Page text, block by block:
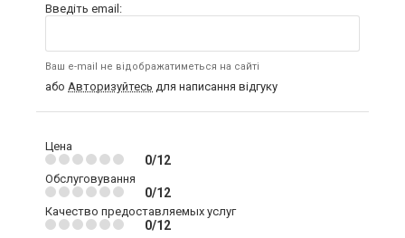
Введіть email:
Ваш e-mail не відображатиметься на сайті
або Авторизуйтесь для написання відгуку
Цена
0/12
Обслуговування
0/12
Качество предоставляемых услуг
0/12